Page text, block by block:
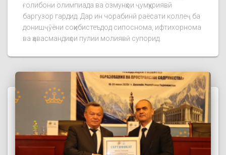
ғолибони олимпиада ва озмунҳои ҷумҳуриявӣ
баргузор гардид. Дар ин чорабинӣ раёсати коллеҷ ба
донишҷӯёни соҳибистеъдод сипоснома, ифтихорнома
ва ҳавасмандиҳои пулии молиявӣ супорид.